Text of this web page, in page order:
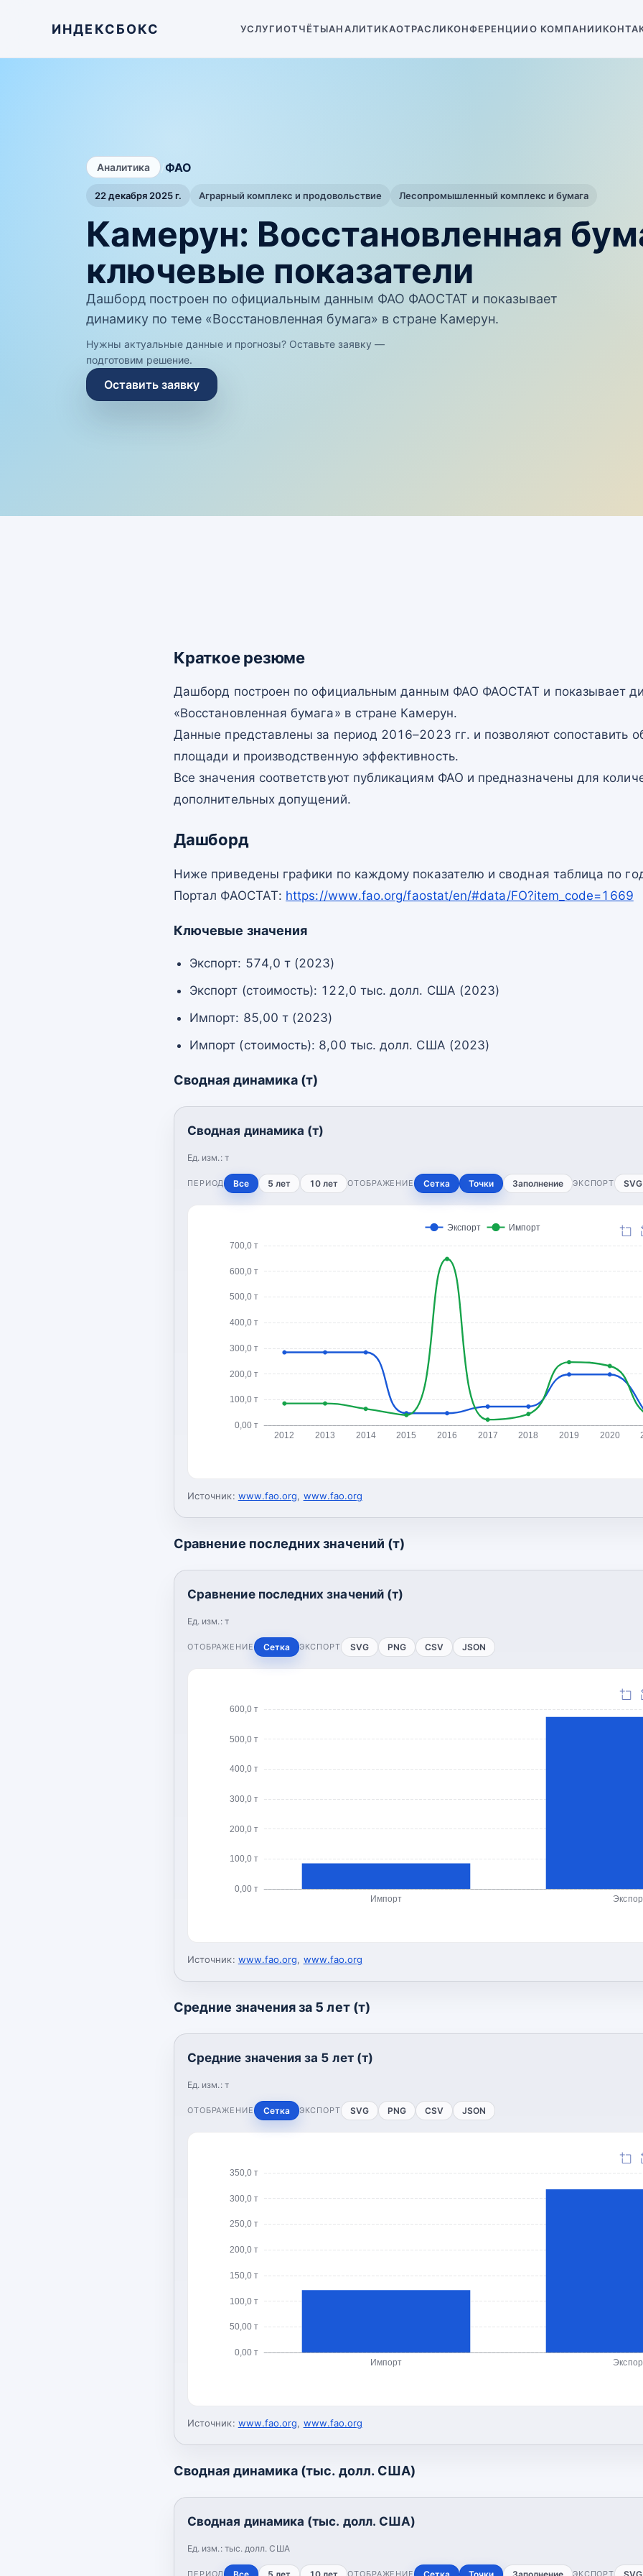
ИНДЕКСБОКС УСЛУГИОТЧЁТЫАНАЛИТИКАОТРАСЛИКОНФЕРЕНЦИИО КОМПАНИИ
Аналитика /ФАО
22 декабря 2025 г. Аграрный комплекс и продовольствие Лесопромышленный комплекс и бумага
Камерун: Восстановленная
ключевые показатели
Дашборд построен по официальным данным ФАО ФАОСТАТ и показывает
динамику по теме «Восстановленная бумага» в стране Камерун.
Нужны актуальные данные и прогнозы? Оставьте заявку —
подготовим решение.
Оставить заявку
Краткое резюме
Дашборд построен по официальным данным ФАО ФАОСТАТ и показывает
«Восстановленная бумага» в стране Камерун.
Данные представлены за период 2016–2023 гг. и позволяют сопоставить
площади и производственную эффективность.
Все значения соответствуют публикациям ФАО и предназначены для
дополнительных допущений.
Дашборд
Ниже приведены графики по каждому показателю и сводная таблица по
Портал ФАОСТАТ: https://www.fao.org/faostat/en/#data/FO?item_code=1669
Ключевые значения
Экспорт: 574,0 т (2023)
Экспорт (стоимость): 122,0 тыс. долл. США (2023)
Импорт: 85,00 т (2023)
Импорт (стоимость): 8,00 тыс. долл. США (2023)
Сводная динамика (т)
Сводная динамика (т)
Ед. изм.: т
ПЕРИОД Все 5 лет 10 лет ОТОБРАЖЕНИЕ Сетка Точки Заполнение ЭКСПОРТ SVG
0,00 т
100,0 т
200,0 т
300,0 т
400,0 т
500,0 т
600,0 т
700,0 т
2012 2013 2014 2015 2016 2017 2018 2019 2020
Экспорт Импорт
Источник: www.fao.org, www.fao.org
Сравнение последних значений (т)
Сравнение последних значений (т)
Ед. изм.: т
ОТОБРАЖЕНИЕ Сетка ЭКСПОРТ SVG PNG CSV JSON
0,00 т
100,0 т
200,0 т
300,0 т
400,0 т
500,0 т
600,0 т
Импорт
Источник: www.fao.org, www.fao.org
Средние значения за 5 лет (т)
Средние значения за 5 лет (т)
Ед. изм.: т
ОТОБРАЖЕНИЕ Сетка ЭКСПОРТ SVG PNG CSV JSON
0,00 т
50,00 т
100,0 т
150,0 т
200,0 т
250,0 т
300,0 т
350,0 т
Импорт
Источник: www.fao.org, www.fao.org
Сводная динамика (тыс. долл. США)
Сводная динамика (тыс. долл. США)
Ед. изм.: тыс. долл. США
ПЕРИОД Все 5 лет 10 лет ОТОБРАЖЕНИЕ Сетка Точки Заполнение ЭКСПОРТ SVG